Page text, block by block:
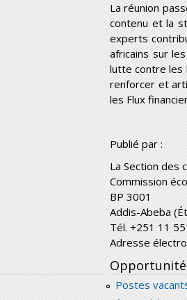
La réunion
contenu et la
experts
africains sur
lutte contre les
renforcer et
les Flux
Publié par :
La Section des
Commission
BP 3001
Addis-Abeba
Tél. +251 11
Adresse
Postes